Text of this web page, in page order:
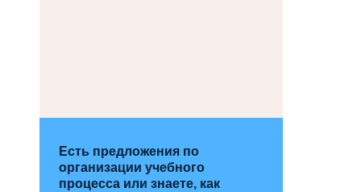
Есть предложения по
организации учебного
процесса или знаете, как